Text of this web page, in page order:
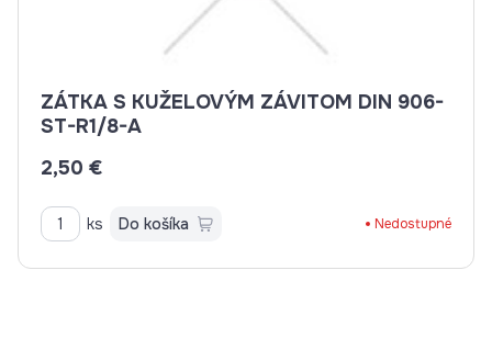
ZÁTKA S KUŽELOVÝM ZÁVITOM DIN 906-
ST-R1/8-A
2,50 €
ks Do košíka Nedostupné